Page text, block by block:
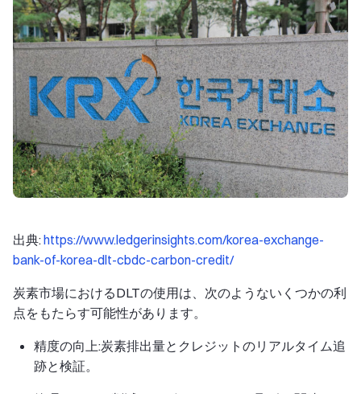
出典:https://www.ledgerinsights.com/korea-exchange-
bank-of-korea-dlt-cbdc-carbon-credit/
炭素市場におけるDLTの使用は、次のようないくつかの利
点をもたらす可能性があります。
精度の向上:炭素排出量とクレジットのリアルタイム追
跡と検証。